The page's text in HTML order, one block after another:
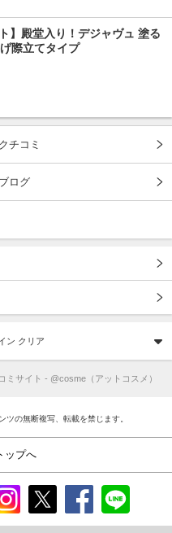
】殿堂入り！デジャヴュ 塗る
際立てタイプ
クチコミ
ブログ
ン クリア
ミサイト - @cosme（アットコスメ）
ツの無断複写、転載を禁じます。
ップへ